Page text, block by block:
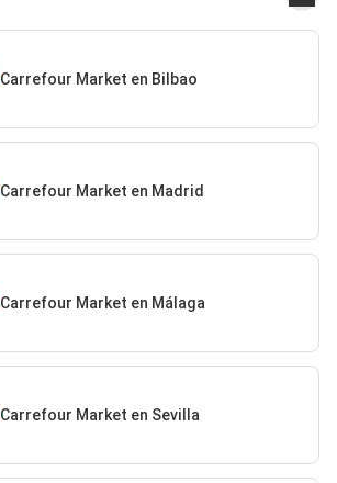
Carrefour Market en Bilbao
Carrefour Market en Madrid
Carrefour Market en Málaga
Carrefour Market en Sevilla